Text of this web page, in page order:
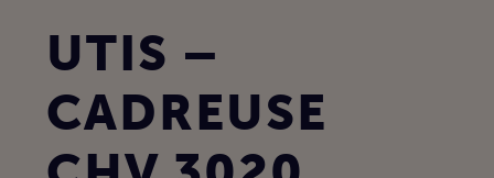
UTIS –
CADREUSE